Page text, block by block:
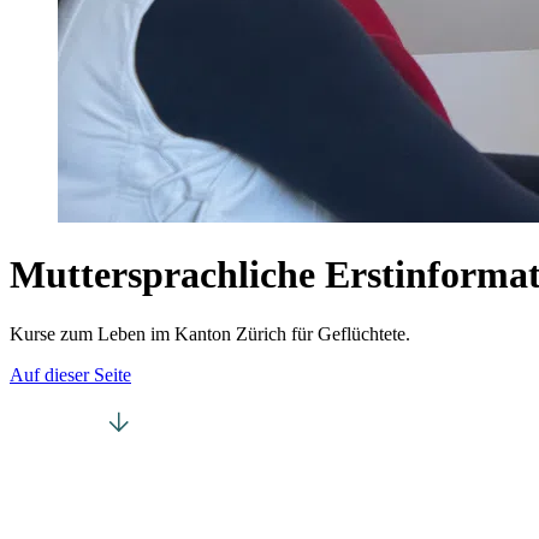
Muttersprachliche
Kurse zum Leben im Kanton Zürich für Geflüchtete.
Auf dieser Seite